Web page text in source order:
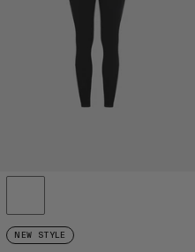
PRIS HØJ TIL LAV
HVAD ER NYT
VURDERING
NEW STYLE